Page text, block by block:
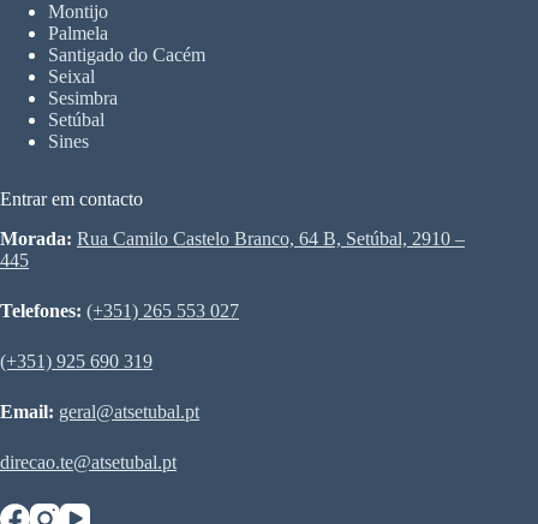
Montijo
Palmela
Santigado do Cacém
Seixal
Sesimbra
Setúbal
Sines
Entrar em contacto
Morada: Rua Camilo Castelo Branco, 64 B, Setúbal, 2910 –
445
Telefones: (+351) 265 553 027
(+351) 925 690 319
Email: geral@atsetubal.pt
direcao.te@atsetubal.pt